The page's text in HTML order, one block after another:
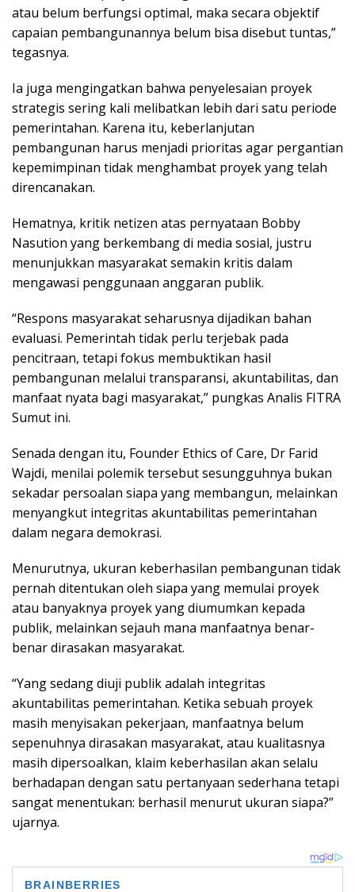
atau belum berfungsi optimal, maka secara objektif
capaian pembangunannya belum bisa disebut tuntas,”
tegasnya.
Ia juga mengingatkan bahwa penyelesaian proyek
strategis sering kali melibatkan lebih dari satu periode
pemerintahan. Karena itu, keberlanjutan
pembangunan harus menjadi prioritas agar pergantian
kepemimpinan tidak menghambat proyek yang telah
direncanakan.
Hematnya, kritik netizen atas pernyataan Bobby
Nasution yang berkembang di media sosial, justru
menunjukkan masyarakat semakin kritis dalam
mengawasi penggunaan anggaran publik.
“Respons masyarakat seharusnya dijadikan bahan
evaluasi. Pemerintah tidak perlu terjebak pada
pencitraan, tetapi fokus membuktikan hasil
pembangunan melalui transparansi, akuntabilitas, dan
manfaat nyata bagi masyarakat,” pungkas Analis FITRA
Sumut ini.
Senada dengan itu, Founder Ethics of Care, Dr Farid
Wajdi, menilai polemik tersebut sesungguhnya bukan
sekadar persoalan siapa yang membangun, melainkan
menyangkut integritas akuntabilitas pemerintahan
dalam negara demokrasi.
Menurutnya, ukuran keberhasilan pembangunan tidak
pernah ditentukan oleh siapa yang memulai proyek
atau banyaknya proyek yang diumumkan kepada
publik, melainkan sejauh mana manfaatnya benar-
benar dirasakan masyarakat.
“Yang sedang diuji publik adalah integritas
akuntabilitas pemerintahan. Ketika sebuah proyek
masih menyisakan pekerjaan, manfaatnya belum
sepenuhnya dirasakan masyarakat, atau kualitasnya
masih dipersoalkan, klaim keberhasilan akan selalu
berhadapan dengan satu pertanyaan sederhana tetapi
sangat menentukan: berhasil menurut ukuran siapa?”
ujarnya.